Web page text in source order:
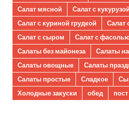
Салат мясной
Салат с кукурузой
Салат с куриной грудкой
Салат
Салат с сыром
Салат с
Салаты без майонеза
Салаты
Салаты овощные
Салаты
Салаты простые
Сладкое
Холодные закуски
обед пост